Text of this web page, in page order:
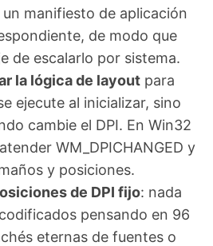
manifiesto de aplicación
de modo que
de escalarlo por sistema.
la lógica de layout para
ejecute al inicializar, sino
cambie el DPI. En Win32
WM_DPICHANGED y
y posiciones.
de DPI fijo: nada
pensando en 96
eternas de fuentes o